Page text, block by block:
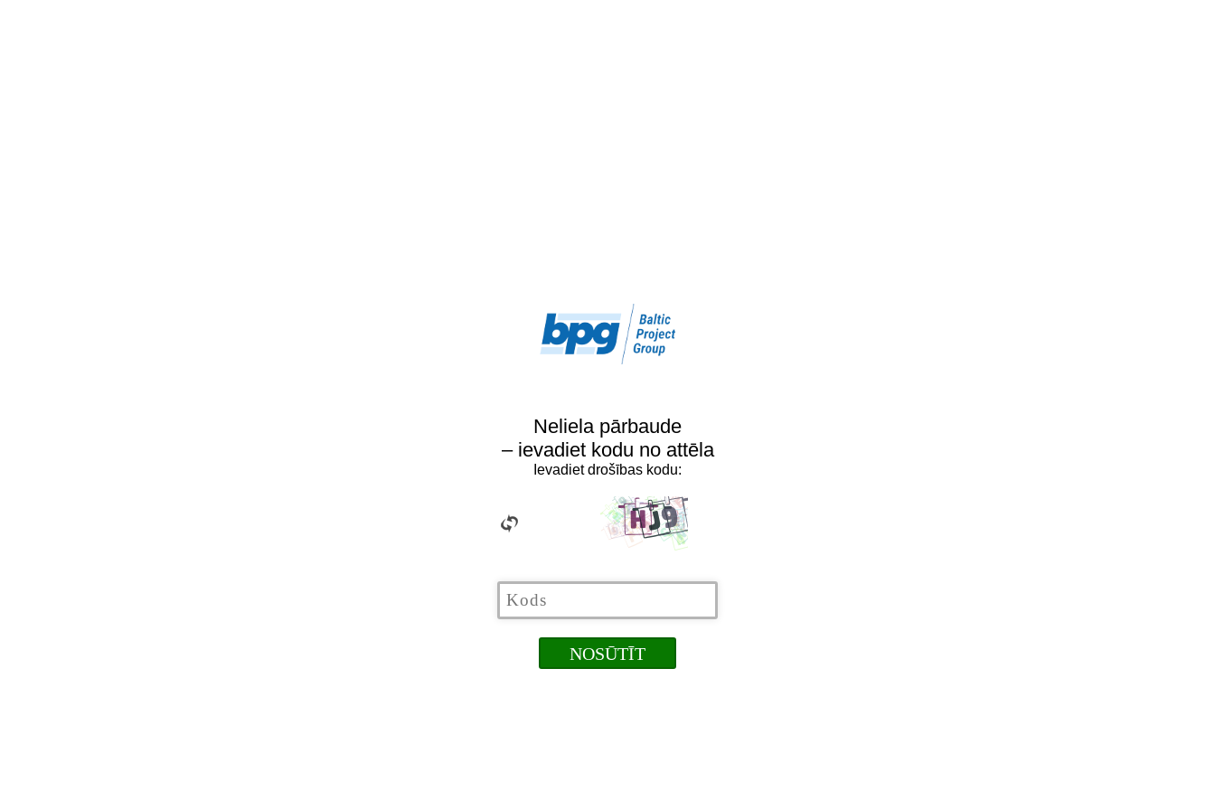
Neliela pārbaude
– ievadiet kodu no attēla
Ievadiet drošības kodu: